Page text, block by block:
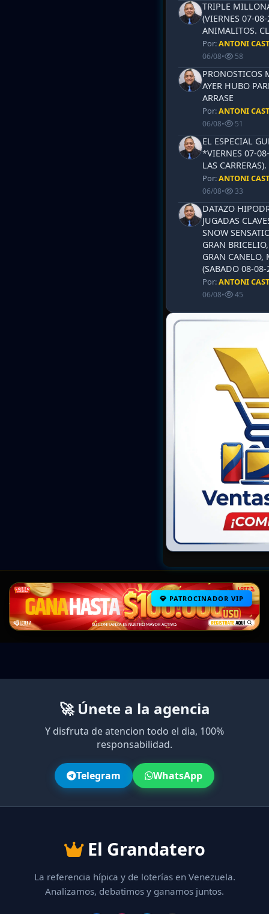
TRIPLE
(VIERNES 07-
ANIMALITOS.
Por:ANTONI
06/08• 58
PRONOSTICOS
AYER HUBO
ARRASE
Por:ANTONI
06/08• 51
EL ESPECIAL
*VIERNES 07-
LAS
Por:ANTONI
06/08• 33
DATAZO
JUGADAS
SNOW
GRAN
GRAN CANELO,
(SABADO 08-
Por:ANTONI
06/08• 45
PATROCINADOR VIP
🚀 Únete a la agencia
Y disfruta de atencion todo el dia, 100%
responsabilidad.
Telegram WhatsApp
El Grandatero
La referencia hípica y de loterías en Venezuela.
Analizamos, debatimos y ganamos juntos.